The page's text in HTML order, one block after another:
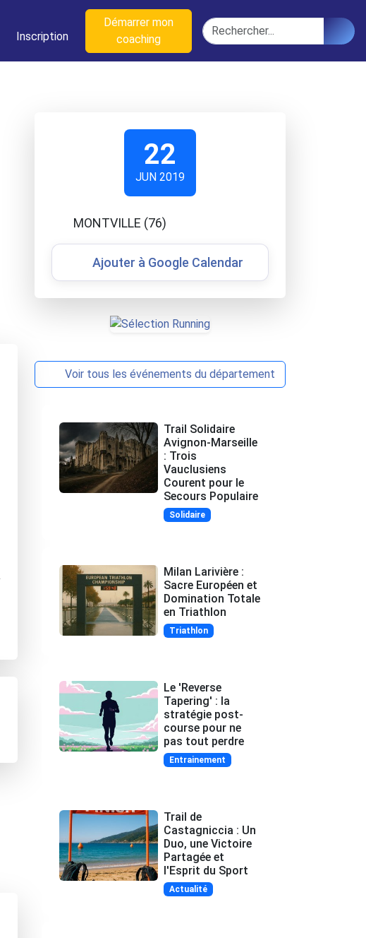
Inscription
Démarrer mon
coaching
Rechercher
22
JUN 2019
MONTVILLE (76)
Ajouter à Google Calendar
Voir tous les événements du département
Trail Solidaire
Avignon-Marseille
: Trois
Vauclusiens
Courent pour le
Secours Populaire
Solidaire
Milan Larivière :
Sacre Européen et
Domination Totale
en Triathlon
Triathlon
Le 'Reverse
Tapering' : la
stratégie post-
course pour ne
pas tout perdre
Entrainement
Trail de
Castagniccia : Un
Duo, une Victoire
Partagée et
l'Esprit du Sport
Actualité